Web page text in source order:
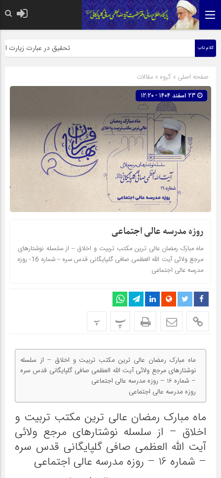
کلام ناب تحقیق در عبارت زیارت اربعین
صفحه اصلی » گروه » مقالات
روزه مدرسه عالی اجتماعی
ماه مبارک رمضان عالی ترین مکتب تربیت و اخلاق – از سلسله نوشتارهای
مرجع ولائی آیت الله العظمی صافی گلپایگانی قدس سره – شماره 16- روزه
مدرسه عالی اجتماعی
پ پ
ماه مبارک رمضان عالی ترین مکتب تربیت و اخلاق – از سلسله
نوشتارهای مرجع ولائی آیت الله العظمی صافی گلپایگانی قدس سره
– شماره 16 – روزه مدرسه عالی اجتماعی
روزه مدرسه عالی اجتماعی
ماه مبارک رمضان عالی ترین مکتب تربیت و
اخلاق – از سلسله نوشتارهای مرجع ولائی
آیت الله العظمی صافی گلپایگانی قدس سره
– شماره 16 – روزه مدرسه عالی اجتماعی